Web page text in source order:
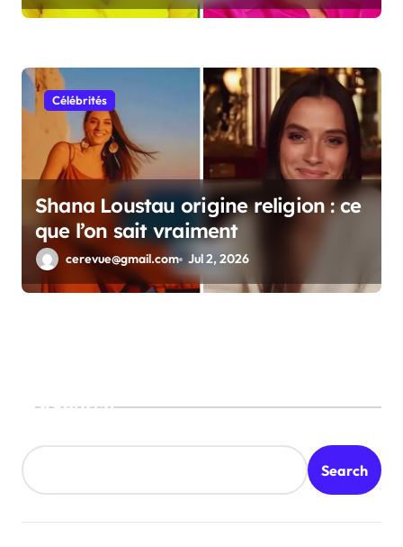
Célébrités
Shana Loustau origine religion : ce
que l’on sait vraiment
cerevue@gmail.com Jul 2, 2026
Search
Search